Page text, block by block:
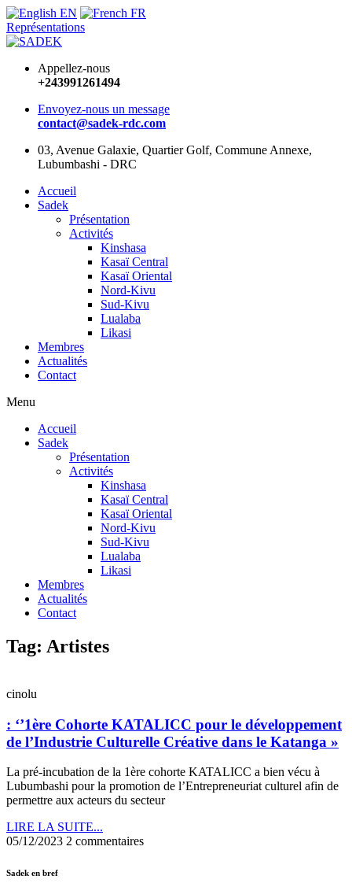
EN
FR
Représentations
Appellez-nous
+243991261494
Envoyez-nous un message
contact@sadek-rdc.com
03, Avenue Galaxie, Quartier Golf, Commune Annexe,
Lubumbashi - DRC
Accueil
Sadek
Présentation
Activités
Kinshasa
Kasaï Central
Kasaï Oriental
Nord-Kivu
Sud-Kivu
Lualaba
Likasi
Membres
Actualités
Contact
Menu
Accueil
Sadek
Présentation
Activités
Kinshasa
Kasaï Central
Kasaï Oriental
Nord-Kivu
Sud-Kivu
Lualaba
Likasi
Membres
Actualités
Contact
Tag: Artistes
cinolu
: ‘’1ère Cohorte KATALICC pour le développement
de l’Industrie Culturelle Créative dans le Katanga »
La pré-incubation de la 1ère cohorte KATALICC a bien vécu à
Lubumbashi pour la promotion de l’Entrepreneuriat culturel afin de
permettre aux acteurs du secteur
LIRE LA SUITE...
05/12/2023 2 commentaires
Sadek en bref